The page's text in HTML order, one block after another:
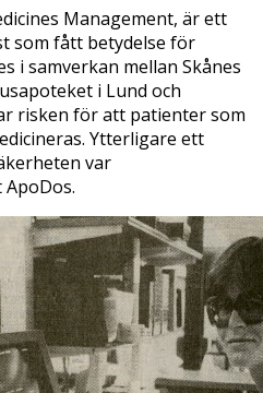
Management, är ett
som fått betydelse för
i samverkan mellan Skånes
i Lund och
risken för att patienter som
Ytterligare ett
var